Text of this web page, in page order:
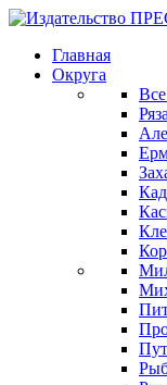
Главная
Округа